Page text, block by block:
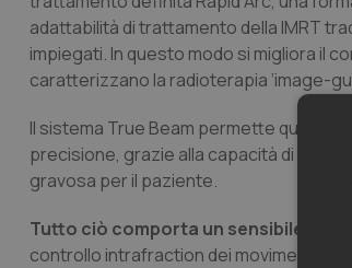
adattabilità di trattamento della IMRT
impiegati. In questo modo si migliora il
caratterizzano la radioterapia ‘image-
Il sistema True Beam permette quindi
precisione, grazie alla capacità di
gravosa per il paziente.
Tutto ciò comporta un sensibile
controllo intrafraction dei movimenti del